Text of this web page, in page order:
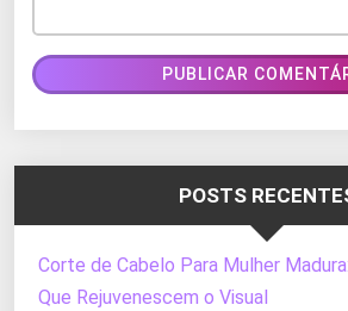
POSTS
Corte de Cabelo Para Mulher
Que Rejuvenescem o Visual